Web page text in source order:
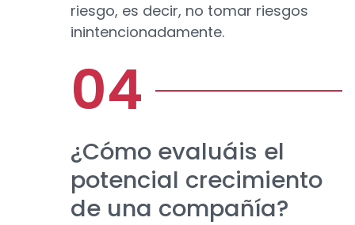
riesgo, es decir, no tomar riesgos
inintencionadamente.
¿Cómo evaluáis el
potencial crecimiento
de una compañía?